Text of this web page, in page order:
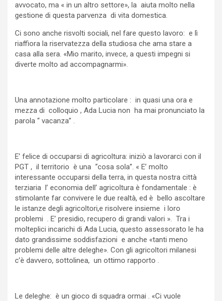
avvocato, ma « in un altro settore», la aiuta molto nella
gestione di questa parvenza di vita domestica.
Ci sono anche risvolti sociali, nel fare questo lavoro: e lì
riaffiora la riservatezza della studiosa che ama stare a
casa alla sera. «Mio marito, invece, a questi impegni si
diverte molto ad accompagnarmi».
Una annotazione molto particolare : in quasi una ora e
mezza di colloquio , Ada Lucia non ha mai pronunciato la
parola “ vacanza” .
E’ felice di occuparsi di agricoltura: iniziò a lavorarci con il
PGT , il territorio è una “cosa sola”. « E’ molto
interessante occuparsi della terra, in questa nostra città
terziaria l’ economia dell’ agricoltura è fondamentale : è
stimolante far convivere le due realtà, ed è bello ascoltare
le istanze degli agricoltori,e risolvere insieme i loro
problemi . E’ presidio, recupero di grandi valori ». Tra i
molteplici incarichi di Ada Lucia, questo assessorato le ha
dato grandissime soddisfazioni e anche «tanti meno
problemi delle altre deleghe». Con gli agricoltori milanesi
c’è davvero, sottolinea, un ottimo rapporto .
Le deleghe: è un gioco di squadra ormai . «Ci vuole